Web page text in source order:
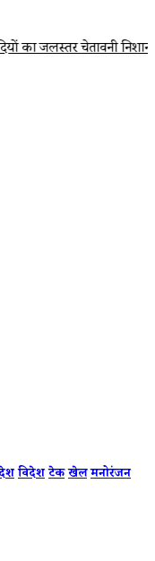
निशान के पार,
विदेशटेकखेलमनोरंजन